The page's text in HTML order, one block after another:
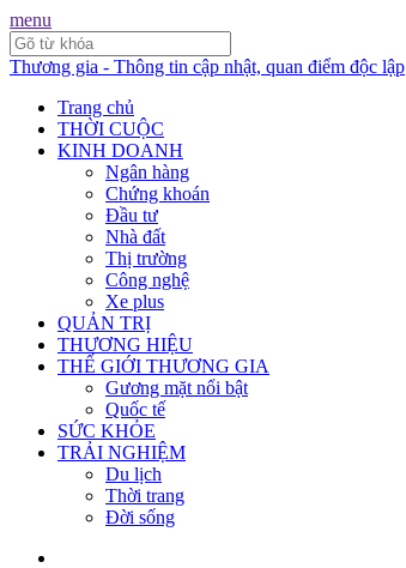
menu
Thương gia - Thông tin cập nhật, quan điểm độc lập
Trang chủ
THỜI CUỘC
KINH DOANH
Ngân hàng
Chứng khoán
Đầu tư
Nhà đất
Thị trường
Công nghệ
Xe plus
QUẢN TRỊ
THƯƠNG HIỆU
THẾ GIỚI THƯƠNG GIA
Gương mặt nổi bật
Quốc tế
SỨC KHỎE
TRẢI NGHIỆM
Du lịch
Thời trang
Đời sống